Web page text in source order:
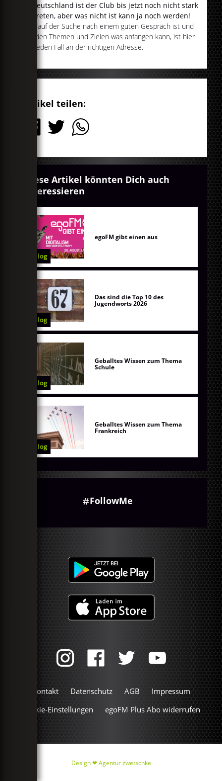
In Deutschland ist der Club bis jetzt noch nicht stark
vertreten, aber was nicht ist kann ja noch werden!
Wer auf der Suche nach einem guten Gespräch ist und
mit den Themen und Zielen was anfangen kann, ist hier
auf jeden Fall an der richtigen Adresse.
Artikel teilen:
Diese Artikel könnten Dich auch
interessieren
Blog
egoFM gibt einen aus
Blog
Das sind die Top 10 des
Jugendworts 2026
Blog
Geballtes Wissen zum Thema
Schule
Blog
Geballtes Wissen zum Thema
Frankreich
FollowMe
Kontakt Datenschutz AGB
Impressum
Cookie-Einstellungen
egoFM Plus Abo widerrufen
Design ❤Agentur zwetschke